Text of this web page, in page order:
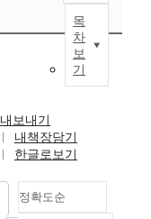
목
차
보
기
내보내기
내책장담기
한글로보기
정확도순